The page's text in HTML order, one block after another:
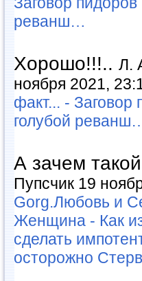
реванш…
Хорошо!!!.. Л.
ноября 2021,
факт... - Заговор
голубой
А зачем
Пупсчик 19
Gorg.Любовь и
Женщина - Как
сделать
осторожно